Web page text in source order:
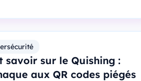
savoir sur le Quishing :
aux QR codes piégés